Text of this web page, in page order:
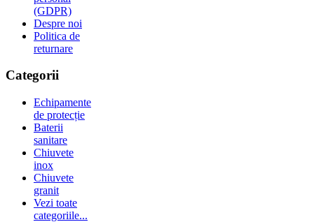
(GDPR)
Despre noi
Politica de
returnare
Categorii
Echipamente
de protecție
Baterii
sanitare
Chiuvete
inox
Chiuvete
granit
Vezi toate
categoriile...